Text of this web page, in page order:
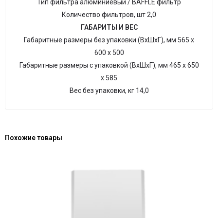
Тип фильтра алюминиевый / BAFFLE фильтр
Количество фильтров, шт 2,0
ГАБАРИТЫ И ВЕС
Габаритные размеры без упаковки (ВхШхГ), мм 565 х
600 х 500
Габаритные размеры с упаковкой (ВхШхГ), мм 465 х 650
х 585
Вес без упаковки, кг 14,0
Похожие товары